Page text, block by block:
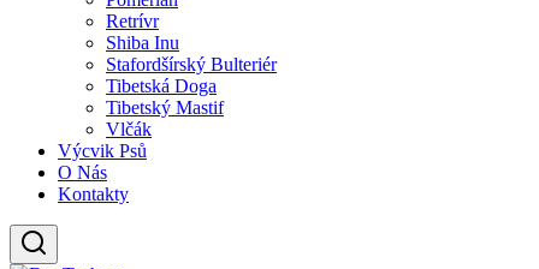
Retrívr
Shiba Inu
Stafordšírský Bulteriér
Tibetská Doga
Tibetský Mastif
Vlčák
Výcvik Psů
O Nás
Kontakty